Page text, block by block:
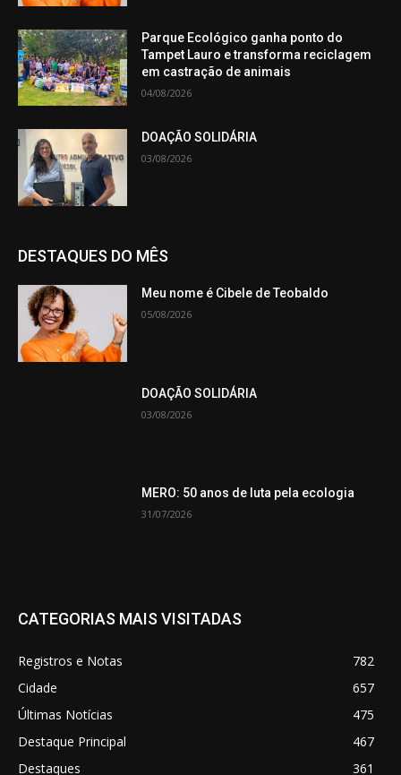
Parque Ecológico ganha ponto do
Tampet Lauro e transforma reciclagem
em castração de animais
04/08/2026
DOAÇÃO SOLIDÁRIA
03/08/2026
DESTAQUES DO MÊS
Meu nome é Cibele de Teobaldo
05/08/2026
DOAÇÃO SOLIDÁRIA
03/08/2026
MERO: 50 anos de luta pela ecologia
31/07/2026
CATEGORIAS MAIS VISITADAS
Registros e Notas
782
Cidade
657
Últimas Notícias
475
Destaque Principal
467
Destaques
361